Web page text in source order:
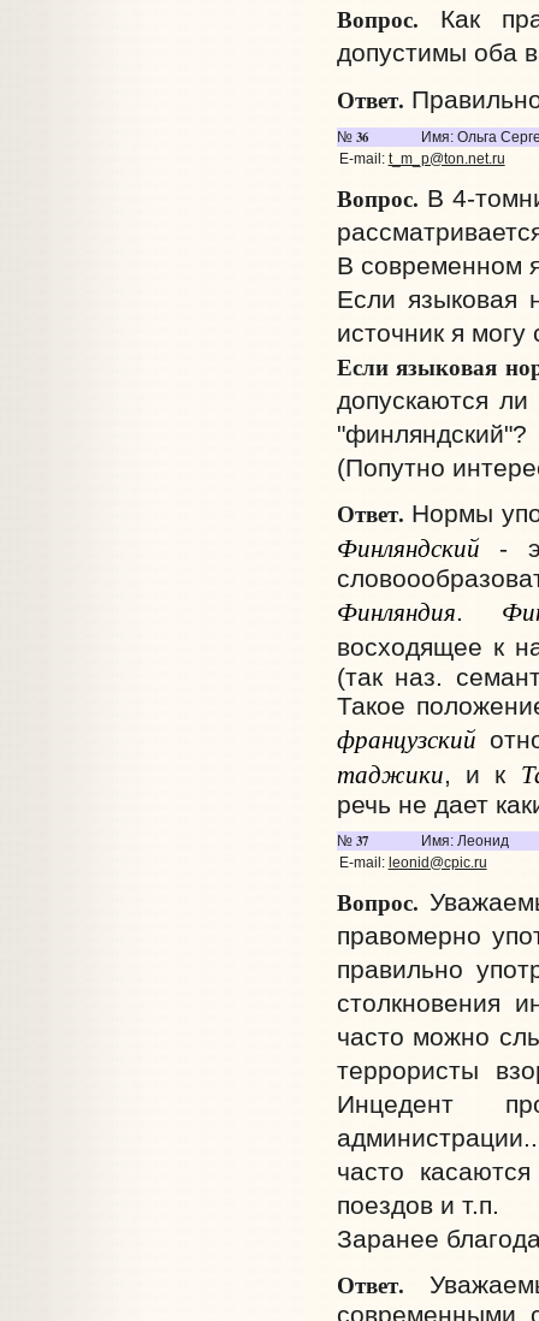
Вопрос. Как
допустимы оба
Ответ.
№36
Имя: Ольга
E-mail: t_m_p@ton.net.ru
Вопрос. В 4-
В современном
Если языковая
источник я могу
Если языковая
допускаются
"финляндский"?
(Попутно
Ответ. Нормы
Финляндский -
Финляндия.
восходящее к
(так наз.
Такое
французский
таджики, и к
речь не дает
№37
Имя: Леонид
E-mail: leonid@cpic.ru
Вопрос.
правомерно
правильно
столкновения
часто можно
террористы
Инцедент
часто
поездов и т.п.
Заранее
Ответ.
современными